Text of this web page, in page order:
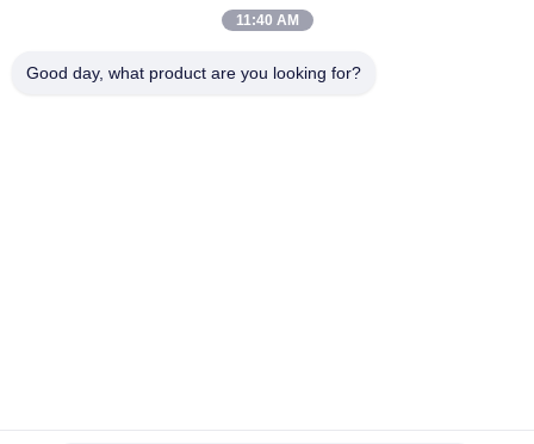
공장 투어
연락처
11:40 AM
Good day, what product are you looking for?